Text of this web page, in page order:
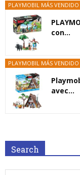
PLAYMOBIL MÁS
con...
PLAYMOBIL MÁS
avec...
Search